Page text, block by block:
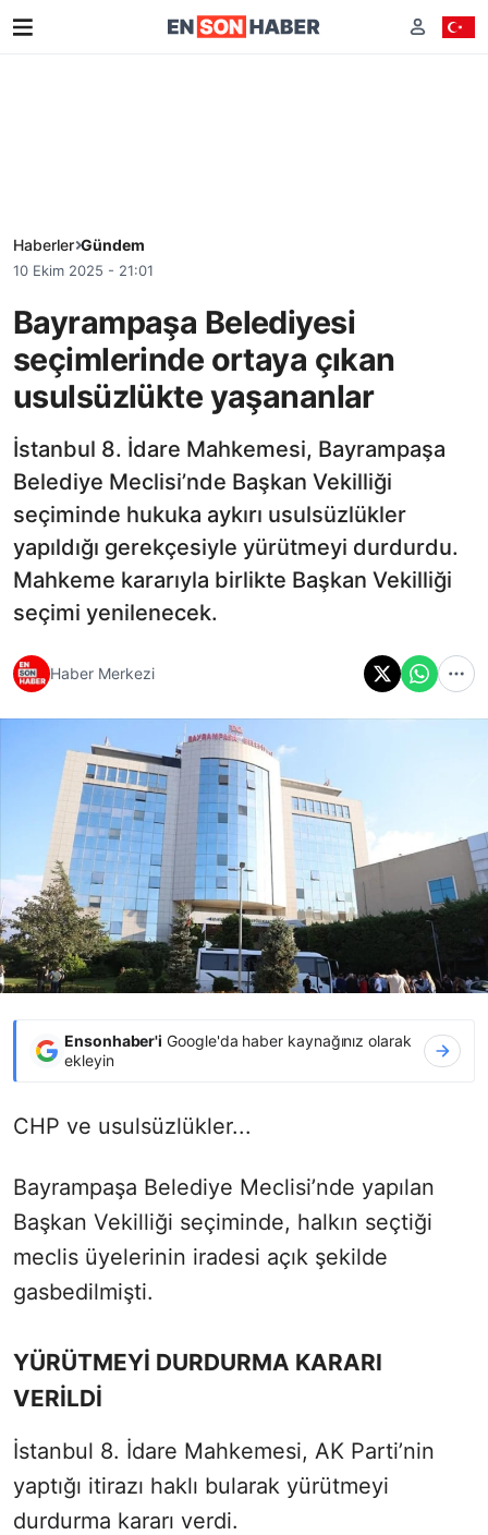
Haberler Gündem
10 Ekim 2025 - 21:01
Bayrampaşa Belediyesi
seçimlerinde ortaya çıkan
usulsüzlükte yaşananlar
İstanbul 8. İdare Mahkemesi, Bayrampaşa
Belediye Meclisi’nde Başkan Vekilliği
seçiminde hukuka aykırı usulsüzlükler
yapıldığı gerekçesiyle yürütmeyi durdurdu.
Mahkeme kararıyla birlikte Başkan Vekilliği
seçimi yenilenecek.
Haber Merkezi
Ensonhaber'i Google'da haber kaynağınız olarak
ekleyin
CHP ve usulsüzlükler...
Bayrampaşa Belediye Meclisi’nde yapılan
Başkan Vekilliği seçiminde, halkın seçtiği
meclis üyelerinin iradesi açık şekilde
gasbedilmişti.
YÜRÜTMEYİ DURDURMA KARARI
VERİLDİ
İstanbul 8. İdare Mahkemesi, AK Parti’nin
yaptığı itirazı haklı bularak yürütmeyi
durdurma kararı verdi.